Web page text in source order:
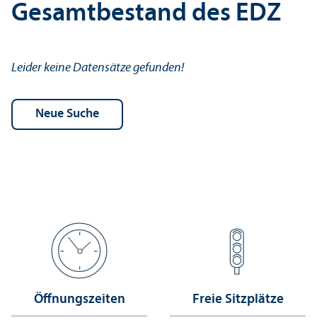
Gesamtbestand des EDZ
Leider keine Datensätze gefunden!
Öffnungs­zeiten Freie Sitzplätze